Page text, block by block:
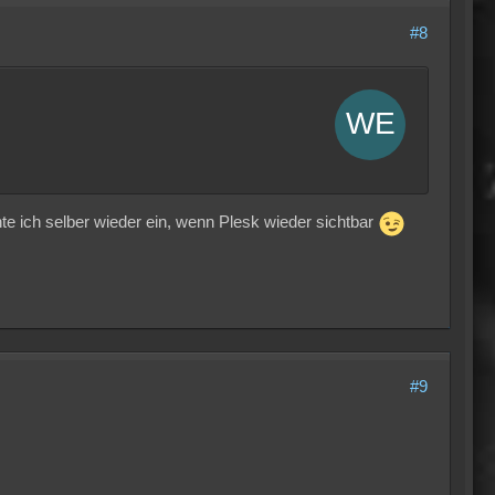
#8
ich selber wieder ein, wenn Plesk wieder sichtbar
#9